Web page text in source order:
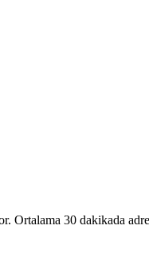
Ortalama 30 dakikada